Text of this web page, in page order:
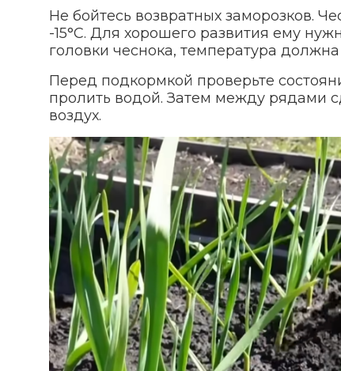
Не бойтесь возвратных заморозков.
-15°С. Для хорошего развития ему
головки чеснока, температура должна
Перед подкормкой проверьте
пролить водой. Затем между рядами
воздух.